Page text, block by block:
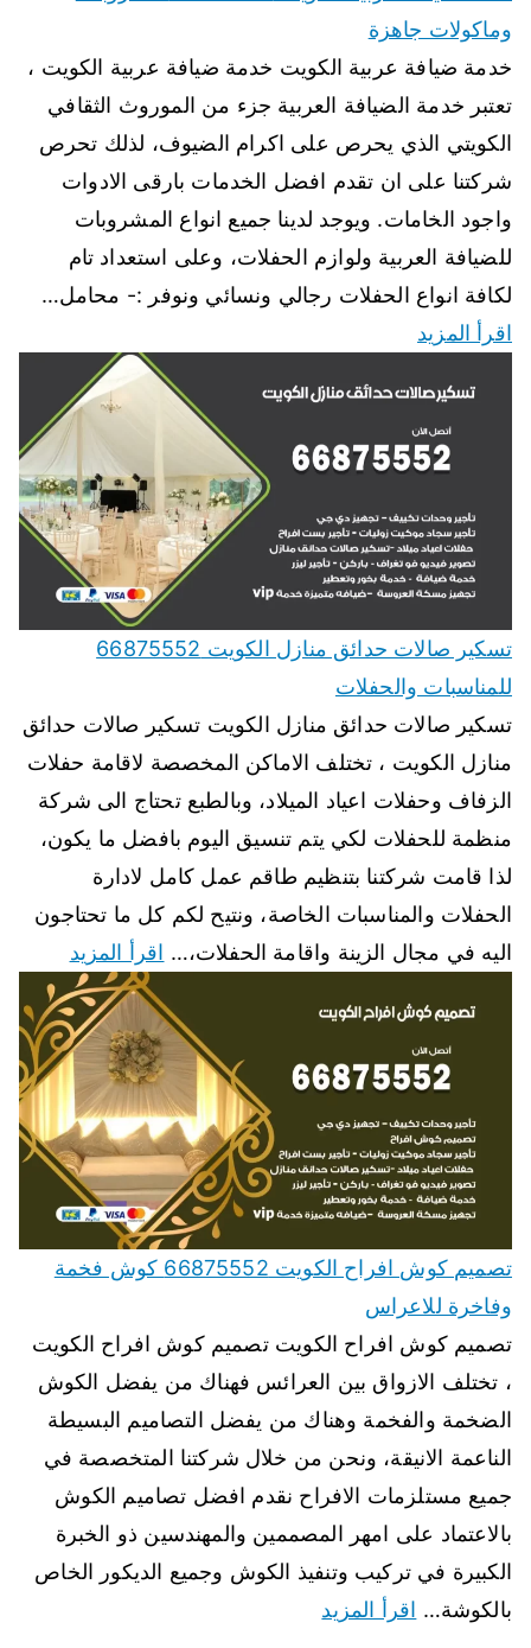
وماكولات جاهزة
خدمة ضيافة عربية الكويت خدمة ضيافة عربية الكويت ،
تعتبر خدمة الضيافة العربية جزء من الموروث الثقافي
الكويتي الذي يحرص على اكرام الضيوف، لذلك تحرص
شركتنا على ان تقدم افضل الخدمات بارقى الادوات
واجود الخامات. ويوجد لدينا جميع انواع المشروبات
للضيافة العربية ولوازم الحفلات، وعلى استعداد تام
لكافة انواع الحفلات رجالي ونسائي ونوفر :- محامل…
اقرأ المزيد
تسكير صالات حدائق منازل الكويت 66875552
للمناسبات والحفلات
تسكير صالات حدائق منازل الكويت تسكير صالات حدائق
منازل الكويت ، تختلف الاماكن المخصصة لاقامة حفلات
الزفاف وحفلات اعياد الميلاد، وبالطبع تحتاج الى شركة
منظمة للحفلات لكي يتم تنسيق اليوم بافضل ما يكون،
لذا قامت شركتنا بتنظيم طاقم عمل كامل لادارة
الحفلات والمناسبات الخاصة، ونتيح لكم كل ما تحتاجون
اليه في مجال الزينة واقامة الحفلات،… اقرأ المزيد
تصميم كوش افراح الكويت 66875552 كوش فخمة
وفاخرة للاعراس
تصميم كوش افراح الكويت تصميم كوش افراح الكويت
، تختلف الازواق بين العرائس فهناك من يفضل الكوش
الضخمة والفخمة وهناك من يفضل التصاميم البسيطة
الناعمة الانيقة، ونحن من خلال شركتنا المتخصصة في
جميع مستلزمات الافراح نقدم افضل تصاميم الكوش
بالاعتماد على امهر المصممين والمهندسين ذو الخبرة
الكبيرة في تركيب وتنفيذ الكوش وجميع الديكور الخاص
بالكوشة… اقرأ المزيد